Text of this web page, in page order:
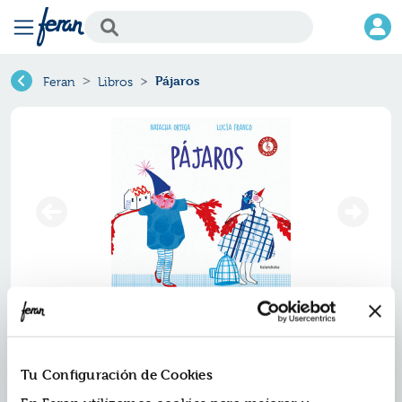
Tu Configuración de Cookies
Feran Libros Pájaros
Pájaros
Ref.ZKL-3430614